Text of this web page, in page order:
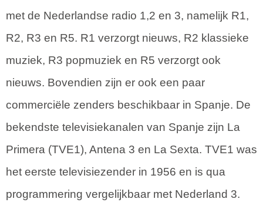
met de Nederlandse radio 1,2 en 3, namelijk R1,
R2, R3 en R5. R1 verzorgt nieuws, R2 klassieke
muziek, R3 popmuziek en R5 verzorgt ook
nieuws. Bovendien zijn er ook een paar
commerciële zenders beschikbaar in Spanje. De
bekendste televisiekanalen van Spanje zijn La
Primera (TVE1), Antena 3 en La Sexta. TVE1 was
het eerste televisiezender in 1956 en is qua
programmering vergelijkbaar met Nederland 3.